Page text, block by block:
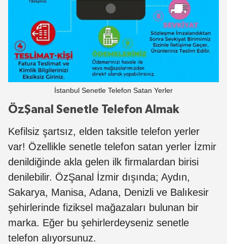
İstanbul Senetle Telefon Satan Yerler
ÖzŞanal Senetle Telefon Almak
Kefilsiz şartsız, elden taksitle telefon yerler
var! Özellikle senetle telefon satan yerler İzmir
denildiğinde akla gelen ilk firmalardan birisi
denilebilir. ÖzŞanal İzmir dışında; Aydın,
Sakarya, Manisa, Adana, Denizli ve Balıkesir
şehirlerinde fiziksel mağazaları bulunan bir
marka. Eğer bu şehirlerdeyseniz senetle
telefon alıyorsunuz.